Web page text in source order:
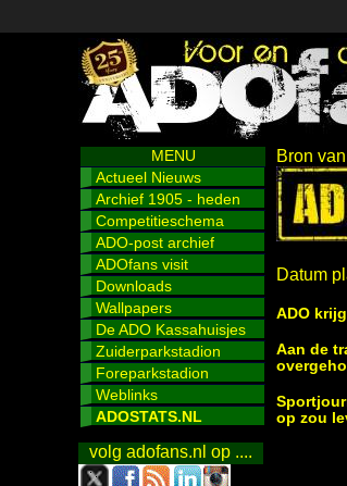
MENU
Actueel Nieuws
Archief 1905 - heden
Competitieschema
ADO-post archief
ADOfans visit
Downloads
Wallpapers
De ADO Kassahuisjes
Zuiderparkstadion
Foreparkstadion
Weblinks
ADOSTATS.NL
volg adofans.nl op ....
Bron
Datum
ADO
Aan de
op zou